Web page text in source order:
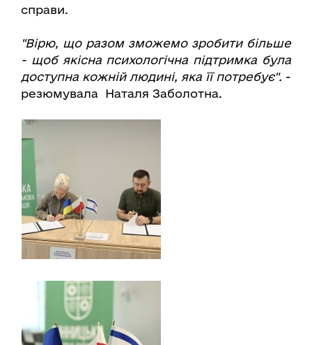
справи.
"Вірю, що разом зможемо зробити більше
- щоб якісна психологічна підтримка була
доступна кожній людині, яка її потребує". -
резюмувала Наталя Заболотна.